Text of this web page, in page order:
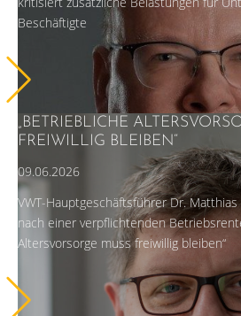
Beschäftigte
„BETRIEBLICHE
FREIWILLIG BLEIBEN“
09.06.2026
VWT-Hauptgeschäftsführer Dr.
nach einer verpflichtenden
Altersvorsorge muss freiwillig bleiben“